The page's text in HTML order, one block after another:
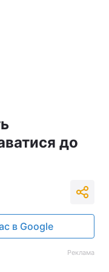
до
в Google
Реклама